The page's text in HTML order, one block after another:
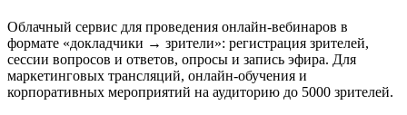
Облачный сервис для проведения онлайн-вебинаров в
формате «докладчики → зрители»: регистрация зрителей,
сессии вопросов и ответов, опросы и запись эфира. Для
маркетинговых трансляций, онлайн-обучения и
корпоративных мероприятий на аудиторию до 5000 зрителей.